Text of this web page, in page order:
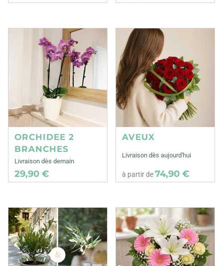
ORCHIDEE 2
BRANCHES
Livraison dès demain
29,90 €
AVEUX
Livraison dès aujourd'hui
à partir de74,90 €